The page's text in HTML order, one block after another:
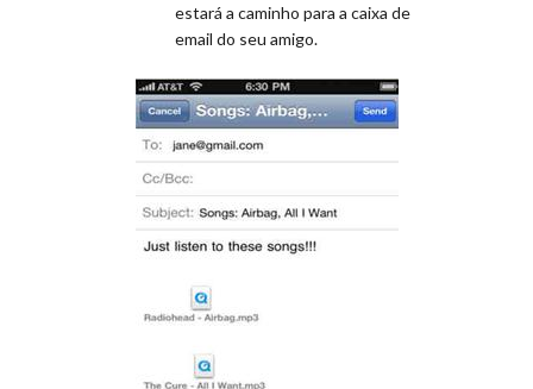
estará a caminho para a caixa de
email do seu amigo.